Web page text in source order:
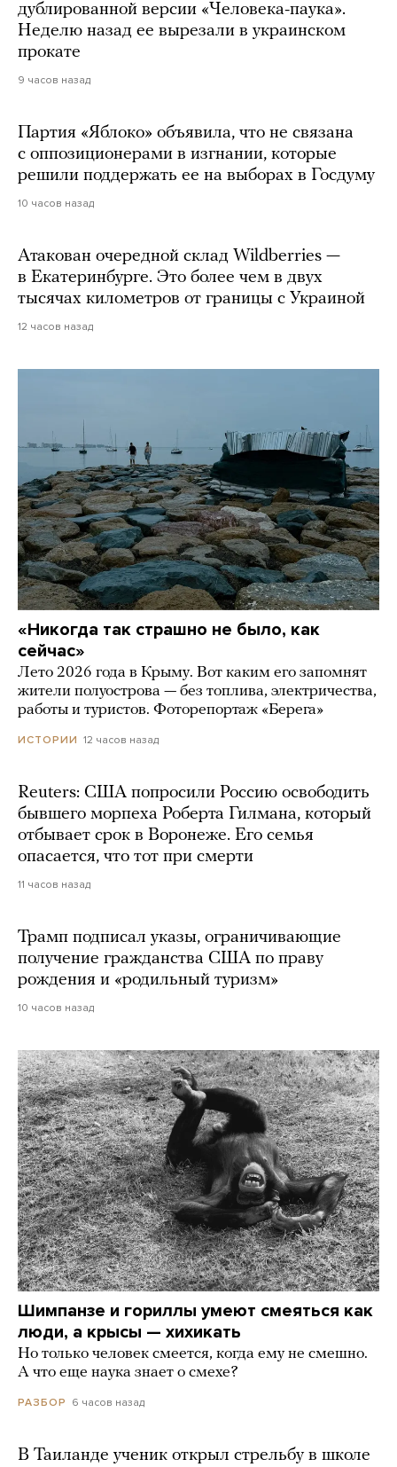
дублированной версии «Человека-паука».
Неделю назад ее вырезали в украинском
прокате
9 часов назад
Партия «Яблоко» объявила, что не связана
с оппозиционерами в изгнании, которые
решили поддержать ее на выборах в Госдуму
10 часов назад
Атакован очередной склад Wildberries —
в Екатеринбурге. Это более чем в двух
тысячах километров от границы с Украиной
12 часов назад
«Никогда так страшно не было, как
сейчас»
Лето 2026 года в Крыму. Вот каким его запомнят
жители полуострова — без топлива, электричества,
работы и туристов. Фоторепортаж «Берега»
ИСТОРИИ 12 часов назад
Reuters: США попросили Россию освободить
бывшего морпеха Роберта Гилмана, который
отбывает срок в Воронеже. Его семья
опасается, что тот при смерти
11 часов назад
Трамп подписал указы, ограничивающие
получение гражданства США по праву
рождения и «родильный туризм»
10 часов назад
Шимпанзе и гориллы умеют смеяться как
люди, а крысы — хихикать
Но только человек смеется, когда ему не смешно.
А что еще наука знает о смехе?
РАЗБОР 6 часов назад
В Таиланде ученик открыл стрельбу в школе